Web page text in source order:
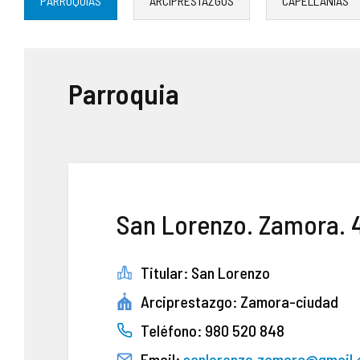
Parroquia
San Lorenzo. Zamora.
Titular: San Lorenzo
Arciprestazgo: Zamora-ciudad
Teléfono: 980 520 848